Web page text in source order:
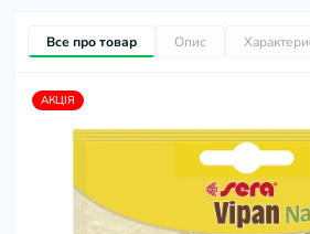
Все про товар Опис
АКЦІЯ